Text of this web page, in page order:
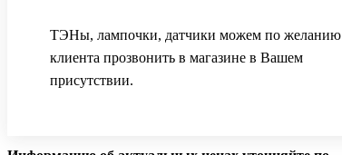
ТЭНы, лампочки, датчики можем по желанию
клиента прозвонить в магазине в Вашем
присутствии.